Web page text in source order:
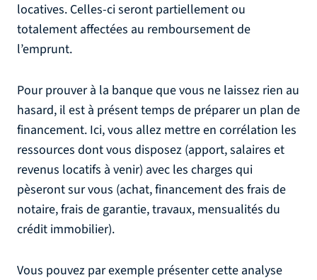
locatives. Celles-ci seront partiellement ou
totalement affectées au remboursement de
l’emprunt.
Pour prouver à la banque que vous ne laissez rien au
hasard, il est à présent temps de préparer un plan de
financement. Ici, vous allez mettre en corrélation les
ressources dont vous disposez (apport, salaires et
revenus locatifs à venir) avec les charges qui
pèseront sur vous (achat, financement des frais de
notaire, frais de garantie, travaux, mensualités du
crédit immobilier).
Vous pouvez par exemple présenter cette analyse